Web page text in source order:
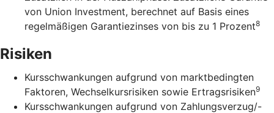
von Union Investment, berechnet auf Basis eines
regelmäßigen Garantiezinses von bis zu 1 Prozent8
Risiken
Kursschwankungen aufgrund von marktbedingten
Faktoren, Wechselkursrisiken sowie Ertragsrisiken9
Kursschwankungen aufgrund von Zahlungsverzug/-